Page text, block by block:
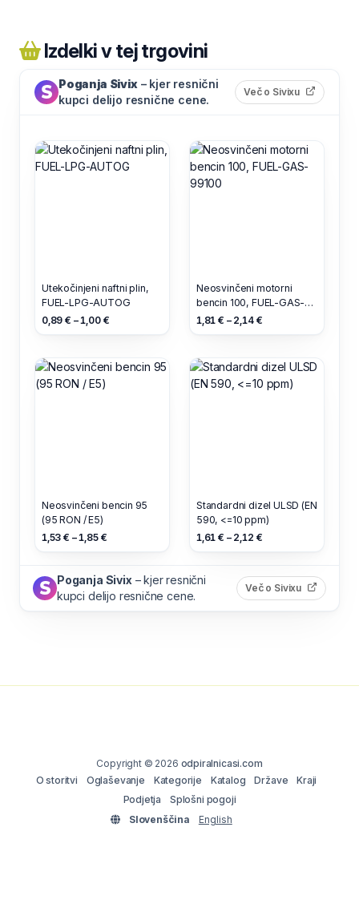
Izdelki v tej trgovini
Poganja Sivix – kjer resnični
kupci delijo resnične cene.
Več o Sivixu (odpre
Utekočinjeni naftni plin,
FUEL-LPG-AUTOG
0,89 € – 1,00 €
Neosvinčeni motorni
bencin 100, FUEL-GAS-
99100
1,81 € – 2,14 €
Neosvinčeni bencin 95
(95 RON / E5)
1,53 € – 1,85 €
Standardni dizel ULSD (EN
590, <=10 ppm)
1,61 € – 2,12 €
Poganja Sivix – kjer resnični
kupci delijo resnične cene.
Več o Sivixu (odpre
Copyright © 2026 odpiralnicasi.com
O storitvi
Oglaševanje Kategorije Katalog Države
Kraji
Podjetja
Splošni pogoji
Slovenščina
English